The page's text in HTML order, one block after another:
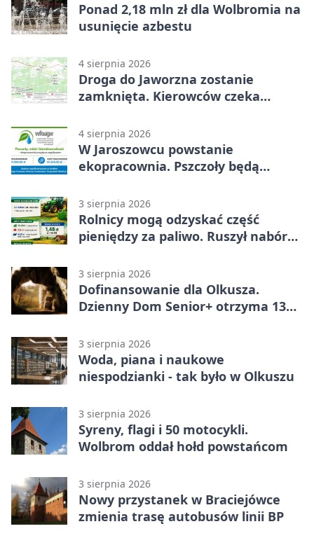
Ponad 2,18 mln zł dla Wolbromia na
usunięcie azbestu
4 sierpnia 2026
Droga do Jaworzna zostanie
zamknięta. Kierowców czeka
4 sierpnia 2026
W Jaroszowcu powstanie
ekopracownia. Pszczoły będą
3 sierpnia 2026
Rolnicy mogą odzyskać część
pieniędzy za paliwo. Ruszył nabór
3 sierpnia 2026
Dofinansowanie dla Olkusza.
Dzienny Dom Senior+ otrzyma 134
3 sierpnia 2026
Woda, piana i naukowe
niespodzianki - tak było w Olkuszu
3 sierpnia 2026
Syreny, flagi i 50 motocykli.
Wolbrom oddał hołd powstańcom
3 sierpnia 2026
Nowy przystanek w Braciejówce
zmienia trasę autobusów linii BP